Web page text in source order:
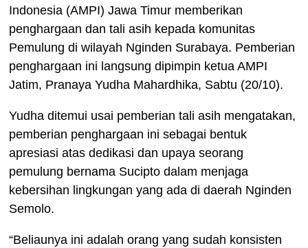
Indonesia (AMPI) Jawa Timur memberikan
penghargaan dan tali asih kepada komunitas
Pemulung di wilayah Nginden Surabaya. Pemberian
penghargaan ini langsung dipimpin ketua AMPI
Jatim, Pranaya Yudha Mahardhika, Sabtu (20/10).
Yudha ditemui usai pemberian tali asih mengatakan,
pemberian penghargaan ini sebagai bentuk
apresiasi atas dedikasi dan upaya seorang
pemulung bernama Sucipto dalam menjaga
kebersihan lingkungan yang ada di daerah Nginden
Semolo.
“Beliaunya ini adalah orang yang sudah konsisten